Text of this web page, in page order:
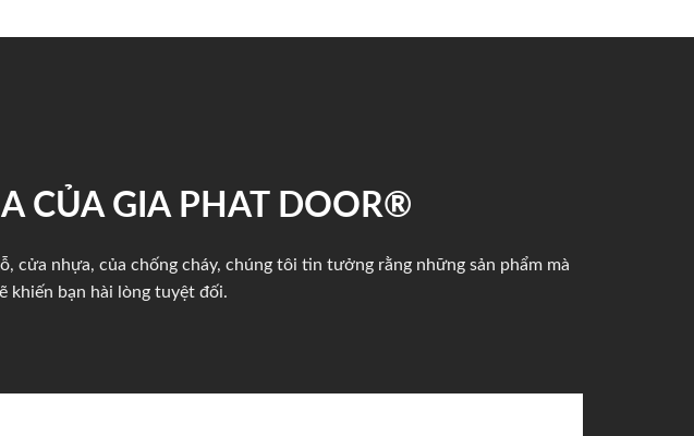
CỦA GIA PHAT DOOR®
cửa nhựa, của chống cháy, chúng tôi tin tưởng rằng những sản phẩm mà
khiến bạn hài lòng tuyệt đối.